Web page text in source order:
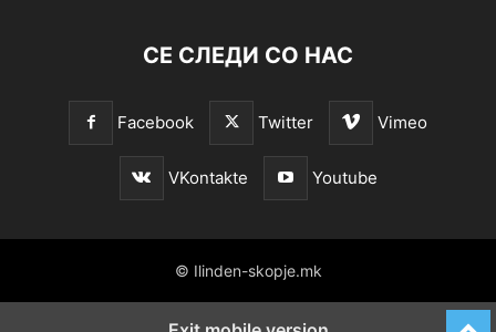
СЕ СЛЕДИ СО НАС
Facebook Twitter Vimeo
VKontakte Youtube
© Ilinden-skopje.mk